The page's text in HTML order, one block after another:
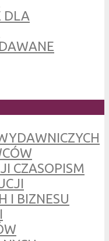
DLA
CZASOPISM
I BIZNESU